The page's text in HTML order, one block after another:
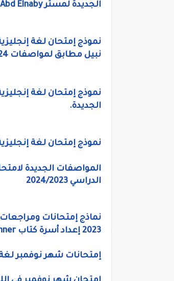
الجديدة لمستر Ahmed Abd Elnaby
نموذج إمتحان لغة
نبيل مطابق لمواصفات 2024
نموذج إمتحان لغة
الجديدة.
نموذج إمتحان لغة
المواصفات الجديدة
الدراسي 2024/2023
نماذج إمتحانات
2023 إعداد أسرة كتاب The Winner
إمتحانات شهر نوفمبر لغة